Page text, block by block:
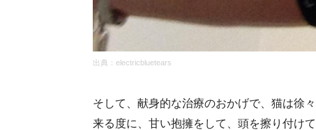
出典：electricbluetears
そして、献身的な治療のおかげで、猫は徐
来る度に、甘い抱擁をして、頭を擦り付け